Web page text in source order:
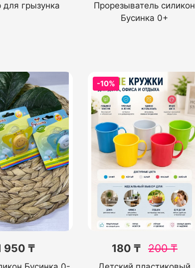
для грызунка
Прорезыватель силикон
Бусинка 0+
950 ₸
-10%
180 ₸ 200₸